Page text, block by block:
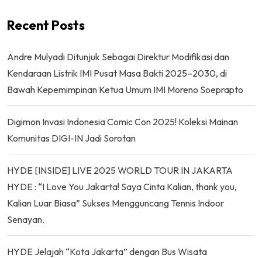
Recent Posts
Andre Mulyadi Ditunjuk Sebagai Direktur Modifikasi dan
Kendaraan Listrik IMI Pusat Masa Bakti 2025–2030, di
Bawah Kepemimpinan Ketua Umum IMI Moreno Soeprapto
Digimon Invasi Indonesia Comic Con 2025! Koleksi Mainan
Komunitas DIGI-IN Jadi Sorotan
HYDE [INSIDE] LIVE 2025 WORLD TOUR IN JAKARTA
HYDE : “I Love You Jakarta! Saya Cinta Kalian, thank you,
Kalian Luar Biasa” Sukses Mengguncang Tennis Indoor
Senayan.
HYDE Jelajah “Kota Jakarta” dengan Bus Wisata